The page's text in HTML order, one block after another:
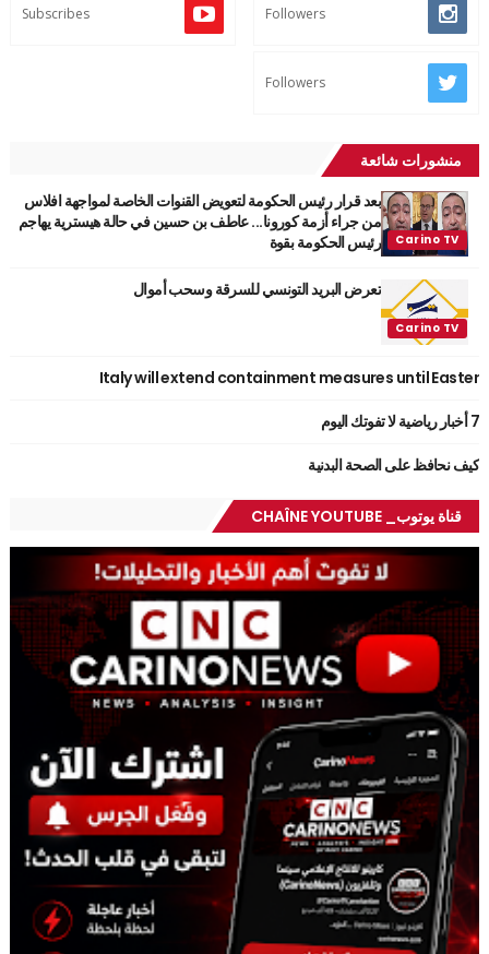
Followers
Subscribes
Followers
منشورات شائعة
بعد قرار رئيس الحكومة لتعويض القنوات الخاصة لمواجهة افلاس
من جراء أزمة كورونا... عاطف بن حسين في حالة هيسترية يهاجم
رئيس الحكومة بقوة
تعرض البريد التونسي للسرقة وسحب أموال
Italy will extend containment measures until Easter
7 أخبار رياضية لا تفوتك اليوم
كيف نحافظ على الصحة البدنية
قناة يوتوب_ CHAÎNE YOUTUBE